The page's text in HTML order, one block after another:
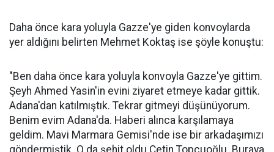
Daha önce kara yoluyla Gazze'ye giden konvoylarda
yer aldığını belirten Mehmet Koktaş ise şöyle konuştu:
"Ben daha önce kara yoluyla konvoyla Gazze'ye gittim.
Şeyh Ahmed Yasin'in evini ziyaret etmeye kadar gittik.
Adana'dan katılmıştık. Tekrar gitmeyi düşünüyorum.
Benim evim Adana'da. Haberi alınca karşılamaya
geldim. Mavi Marmara Gemisi'nde ise bir arkadaşımızı
göndermiştik. O da şehit oldu Çetin Topçuoğlu. Buraya